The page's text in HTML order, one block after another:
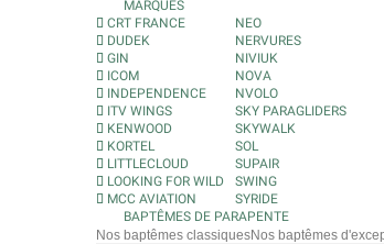
MARQUES
CRT FRANCE
DUDEK
GIN
ICOM
INDEPENDENCE
ITV WINGS
KENWOOD
KORTEL
LITTLECLOUD
LOOKING FOR WILD
MCC AVIATION
NEO
NERVURES
NIVIUK
NOVA
NVOLO
SKY PARAGLIDERS
SKYWALK
SOL
SUPAIR
SWING
SYRIDE
BAPTÊMES DE PARAPENTE
Nos baptêmes classiquesNos baptêmes